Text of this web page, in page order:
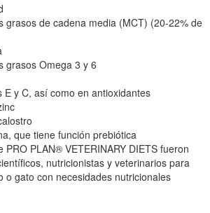
grasos de cadena media (MCT) (20-22% de
grasos Omega 3 y 6
E y C, así como en antioxidantes
que tiene función prebiótica
PRO PLAN® VETERINARY DIETS fueron
nutricionistas y veterinarios para
o gato con necesidades nutricionales